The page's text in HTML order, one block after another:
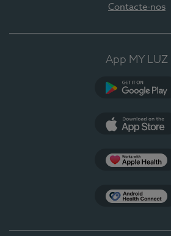
Contacte-nos
App MY LUZ